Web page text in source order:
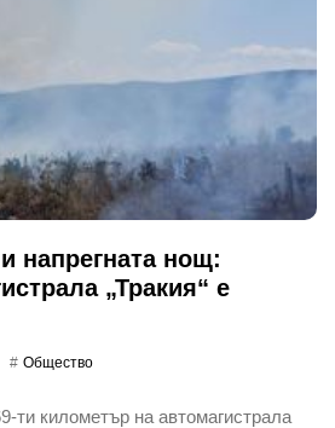
напрегната нощ:
„Тракия“ е
Общество
ти километър на автомагистрала